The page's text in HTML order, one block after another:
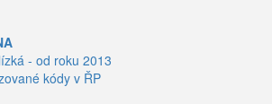
- od roku 2013
kódy v ŘP